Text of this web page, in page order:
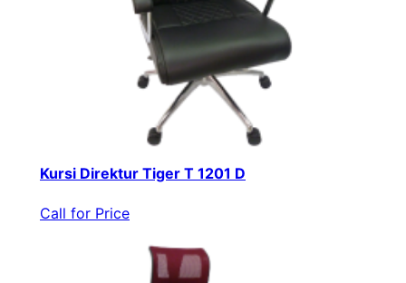
Kursi Direktur Tiger T 1201 D
Call for Price